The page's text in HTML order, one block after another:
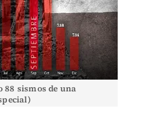
88 sismos de una